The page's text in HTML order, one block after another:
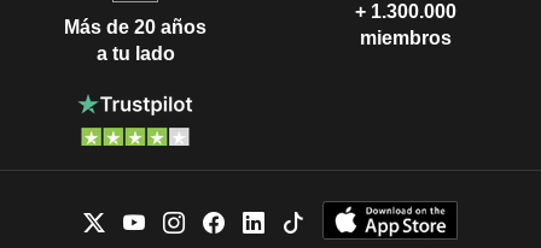
Más de 20 años
a tu lado
+ 1.300.000
miembros